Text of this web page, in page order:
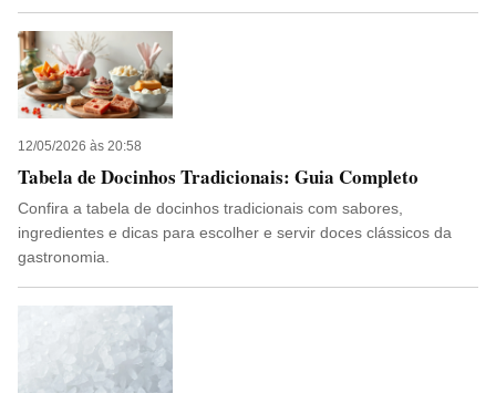
12/05/2026 às 20:58
Tabela de Docinhos Tradicionais: Guia Completo
Confira a tabela de docinhos tradicionais com sabores,
ingredientes e dicas para escolher e servir doces clássicos da
gastronomia.